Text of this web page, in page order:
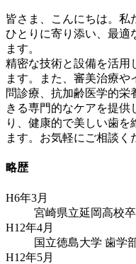
皆さま、こんにちは。私
ひとりに寄り添い、最適
ます。
精密な技術と設備を活用
ます。また、審美治療
問診療、抗加齢医学的栄
きる専門的なケアを提供
り、健康的で美しい歯を
ます。お気軽にご相談く
略歴
H6年3月
宮崎県立延岡高校
H12年4月
国立徳島大学 歯学
H12年5月